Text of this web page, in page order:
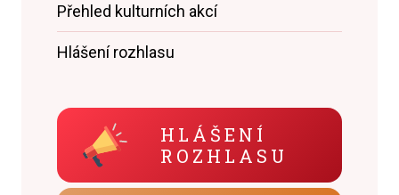
Přehled kulturních akcí
Hlášení rozhlasu
HLÁŠENÍ
ROZHLASU